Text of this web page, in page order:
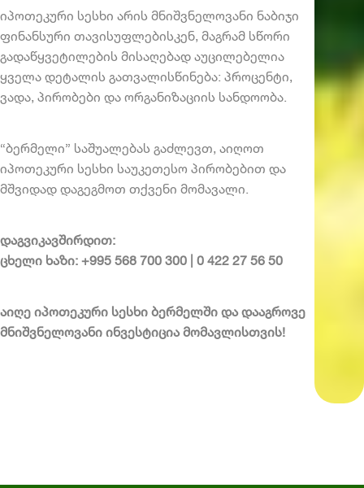
იპოთეკური სესხი არის მნიშვნელოვანი ნაბიჯი
ფინანსური თავისუფლებისკენ, მაგრამ სწორი
გადაწყვეტილების მისაღებად აუცილებელია
ყველა დეტალის გათვალისწინება: პროცენტი,
ვადა, პირობები და ორგანიზაციის სანდოობა.
“ბერმელი” საშუალებას გაძლევთ, აიღოთ
იპოთეკური სესხი საუკეთესო პირობებით და
მშვიდად დაგეგმოთ თქვენი მომავალი.
დაგვიკავშირდით:
ცხელი ხაზი: +995 568 700 300 | 0 422 27 56 50
აიღე იპოთეკური სესხი ბერმელში და დააგროვე
მნიშვნელოვანი ინვესტიცია მომავლისთვის!